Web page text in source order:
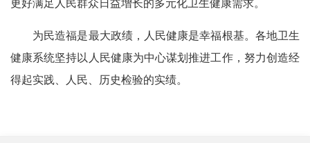
更好满足人民群众日益增长的多元化卫生健康需求。
为民造福是最大政绩，人民健康是幸福根基。各地卫生
健康系统坚持以人民健康为中心谋划推进工作，努力创造经
得起实践、人民、历史检验的实绩。